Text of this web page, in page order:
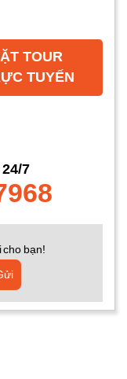
TOUR
TUYẾN
7
cho bạn!